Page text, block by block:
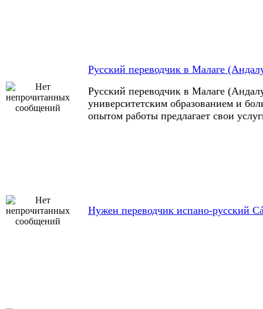
Русский переводчик в Малаге
Русский переводчик в Малаге
университетским образованием и
опытом работы предлагает свои
Нужен переводчик испано-русский